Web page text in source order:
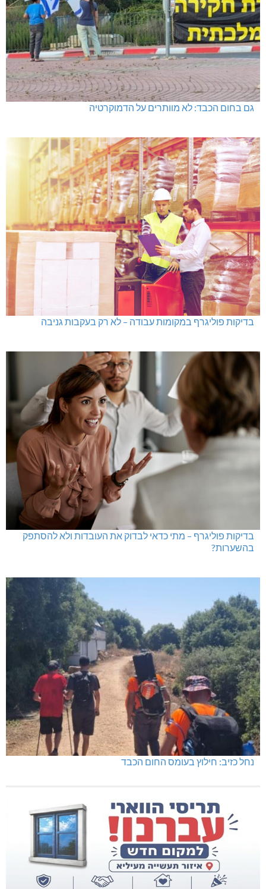
גם בחום הכבד: לא מוותרים על הדמוקרטיה
בדיקות פוליגרף במקומות עבודה – לא רק בעקבות גניבה
בדיקות פוליגרף – מתי כדאי לבדוק את העובדות ולא להסתפק
בהשערות?
נחל כזיב: חילוץ בעומס החום הכבד